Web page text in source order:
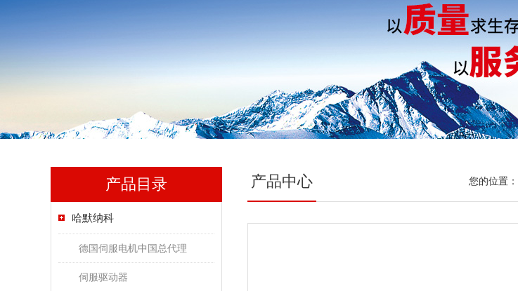
产品目录
哈默纳科
德国伺服电机中国总代理
伺服驱动器
产品中心 您的位置：